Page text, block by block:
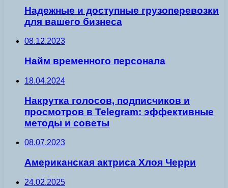
Надежные и доступные грузоперевозки
для вашего бизнеса
08.12.2023
Найм временного персонала
18.04.2024
Накрутка голосов, подписчиков и
просмотров в Telegram: эффективные
методы и советы
08.07.2023
Американская актриса Хлоя Черри
24.02.2025